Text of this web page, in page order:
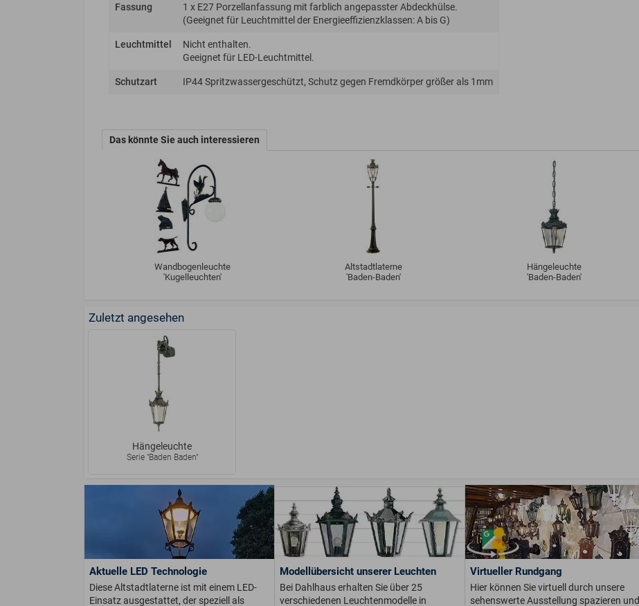
Fassung
1 x E27 Porzellanfassung mit farblich angepasster Abdeckhülse.
(Geeignet für Leuchtmittel der Energie­effizienz­klassen: A bis G)
Leuchtmittel
Nicht enthalten.
Geeignet für LED-Leuchtmittel.
Schutzart IP44 Spritzwassergeschützt, Schutz gegen Fremdkörper größer als 1mm
Das könnte Sie auch interessieren
Wandbogenleuchte
'Kugelleuchten'
Altstadtlaterne
'Baden-Baden'
Hängeleuchte
'Baden-Baden'
Zuletzt angesehen
Hängeleuchte
Serie "Baden Baden"
Aktuelle LED Technologie
Diese Altstadtlaterne ist mit einem LED-
Einsatz ausgestattet, der speziell als
Modellübersicht unserer Leuchten
Bei Dahlhaus erhalten Sie über 25
verschiedenen Leuchtenmodelle in
Virtueller Rundgang
Hier können Sie virtuell durch unsere
sehenswerte Ausstellung spazieren und